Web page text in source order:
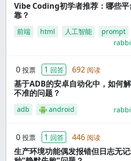
Vibe Coding初学者推荐：哪些
靠？
前端 html 人工智能 prompt
0 投票 1 回答 692 阅读
基于ADB的安卓自动化中，如何
不准的问题？
adb android
0 投票 1 回答 446 阅读
生产环境功能偶发报错但日志无